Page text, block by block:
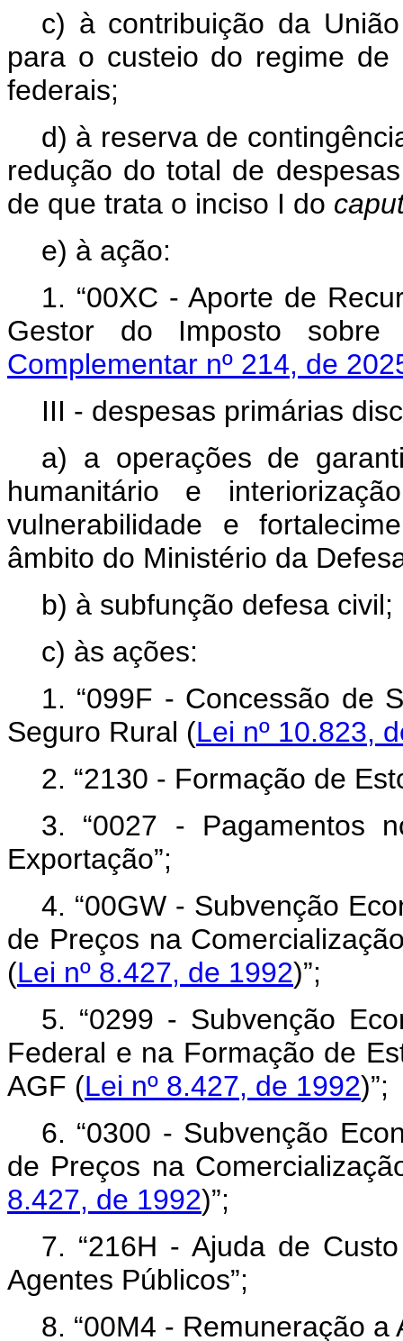
c) à contribuição da
para o custeio do regime de
federais;
d) à reserva de
redução do total de
de que trata o inciso I do
e) à ação:
1. “00XC - Aporte de
Gestor do Imposto
Complementar nº 214, de
III - despesas primárias
a) a operações de
humanitário e
vulnerabilidade e
âmbito do Ministério da
b) à subfunção defesa civil;
c) às ações:
1. “099F - Concessão de
Seguro Rural (Lei nº 10.823,
2. “2130 - Formação de
3. “0027 - Pagamentos
Exportação”;
4. “00GW - Subvenção
de Preços na
(Lei nº 8.427, de 1992)”;
5. “0299 - Subvenção
Federal e na Formação de
AGF (Lei nº 8.427, de 1992)”;
6. “0300 - Subvenção
de Preços na
8.427, de 1992)”;
7. “216H - Ajuda de
Agentes Públicos”;
8. “00M4 - Remuneração a